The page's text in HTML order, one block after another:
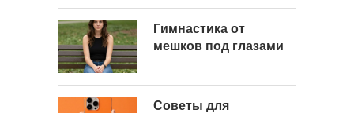
Гимнастика от
мешков под глазами
Советы для